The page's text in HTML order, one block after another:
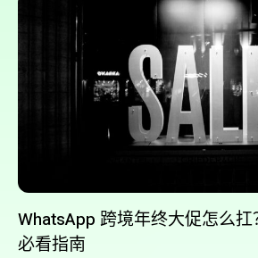
WhatsApp 跨境年终大促怎么
必看指南